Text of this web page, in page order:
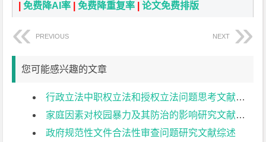
|免费降AI率 |免费降重复率 |论文免费排版
PREVIOUS NEXT
您可能感兴趣的文章
行政立法中职权立法和授权立法问题思考文献综述
家庭因素对校园暴力及其防治的影响研究文献综述
政府规范性文件合法性审查问题研究文献综述